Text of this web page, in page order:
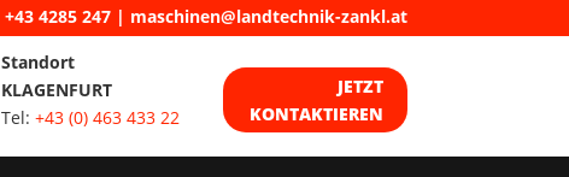
+43 4285 247| maschinen@landtechnik-zankl.at
Standort
KLAGENFURT
Tel: +43 (0) 463 433 22
JETZT
KONTAKTIEREN